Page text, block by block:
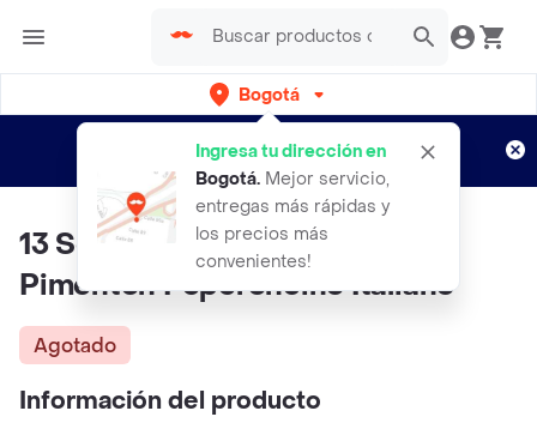
Bogotá
Ingresa tu dirección en
Bogotá. Mejor servicio,
entregas más rápidas y
los precios más
convenientes!
envíos gratis por semanas
Aplican TyC
13 Semillas Orgánicas De
Pimentón Peperoncino Italiano
Agotado
Información del producto